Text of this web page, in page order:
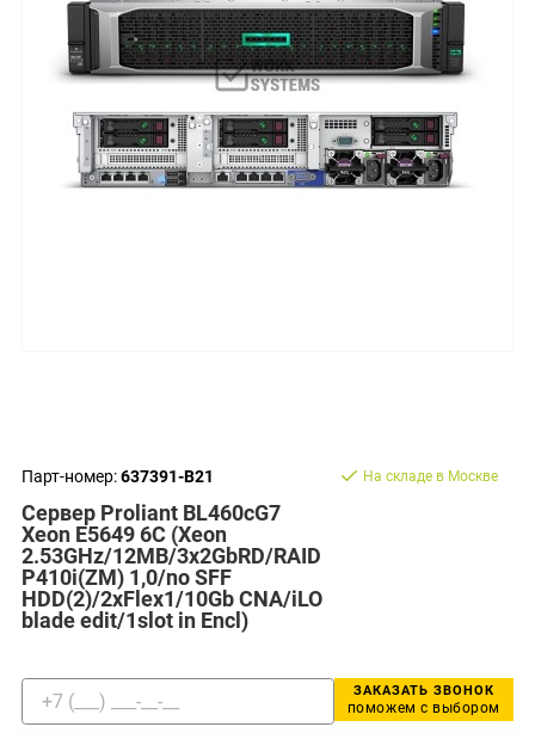
Парт-номер:637391-B21
Сервер Proliant BL460cG7
Xeon E5649 6C (Xeon
2.53GHz/12MB/3x2GbRD/RAID
P410i(ZM) 1,0/no SFF
HDD(2)/2xFlex1/10Gb CNA/iLO
blade edit/1slot in Encl)
На складе в Москве
ЗАКАЗАТЬ ЗВОНОК
поможем с выбором